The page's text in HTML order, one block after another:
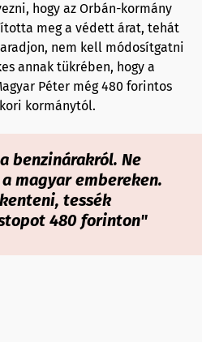
hogy az Orbán-kormány
meg a védett árat, tehát
nem kell módosítgatni
annak tükrében, hogy a
Péter még 480 forintos
kormánytól.
benzinárakról. Ne
magyar embereken.
tessék
480 forinton"